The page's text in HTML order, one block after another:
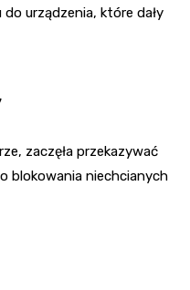
urządzenia, które dały
zaczęła przekazywać
blokowania niechcianych